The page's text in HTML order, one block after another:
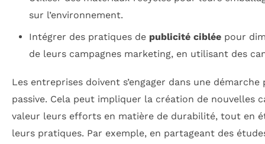
sur l’environnement.
Intégrer des pratiques de publicité cibléepour
de leurs campagnes marketing, en utilisant des
Les entreprises doivent s’engager dans une
passive. Cela peut impliquer la création de nouvelles
valeur leurs efforts en matière de durabilité, tout en
leurs pratiques. Par exemple, en partageant des